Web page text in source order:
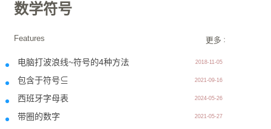
数学符号
Features 更多 >>
电脑打波浪线~符号的4种方法 2018-11-05
包含于符号⊆ 2021-09-16
西班牙字母表 2024-05-26
带圈的数字 2021-05-27